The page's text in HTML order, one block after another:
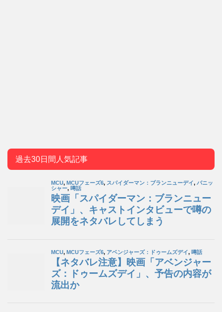
過去30日間人気記事